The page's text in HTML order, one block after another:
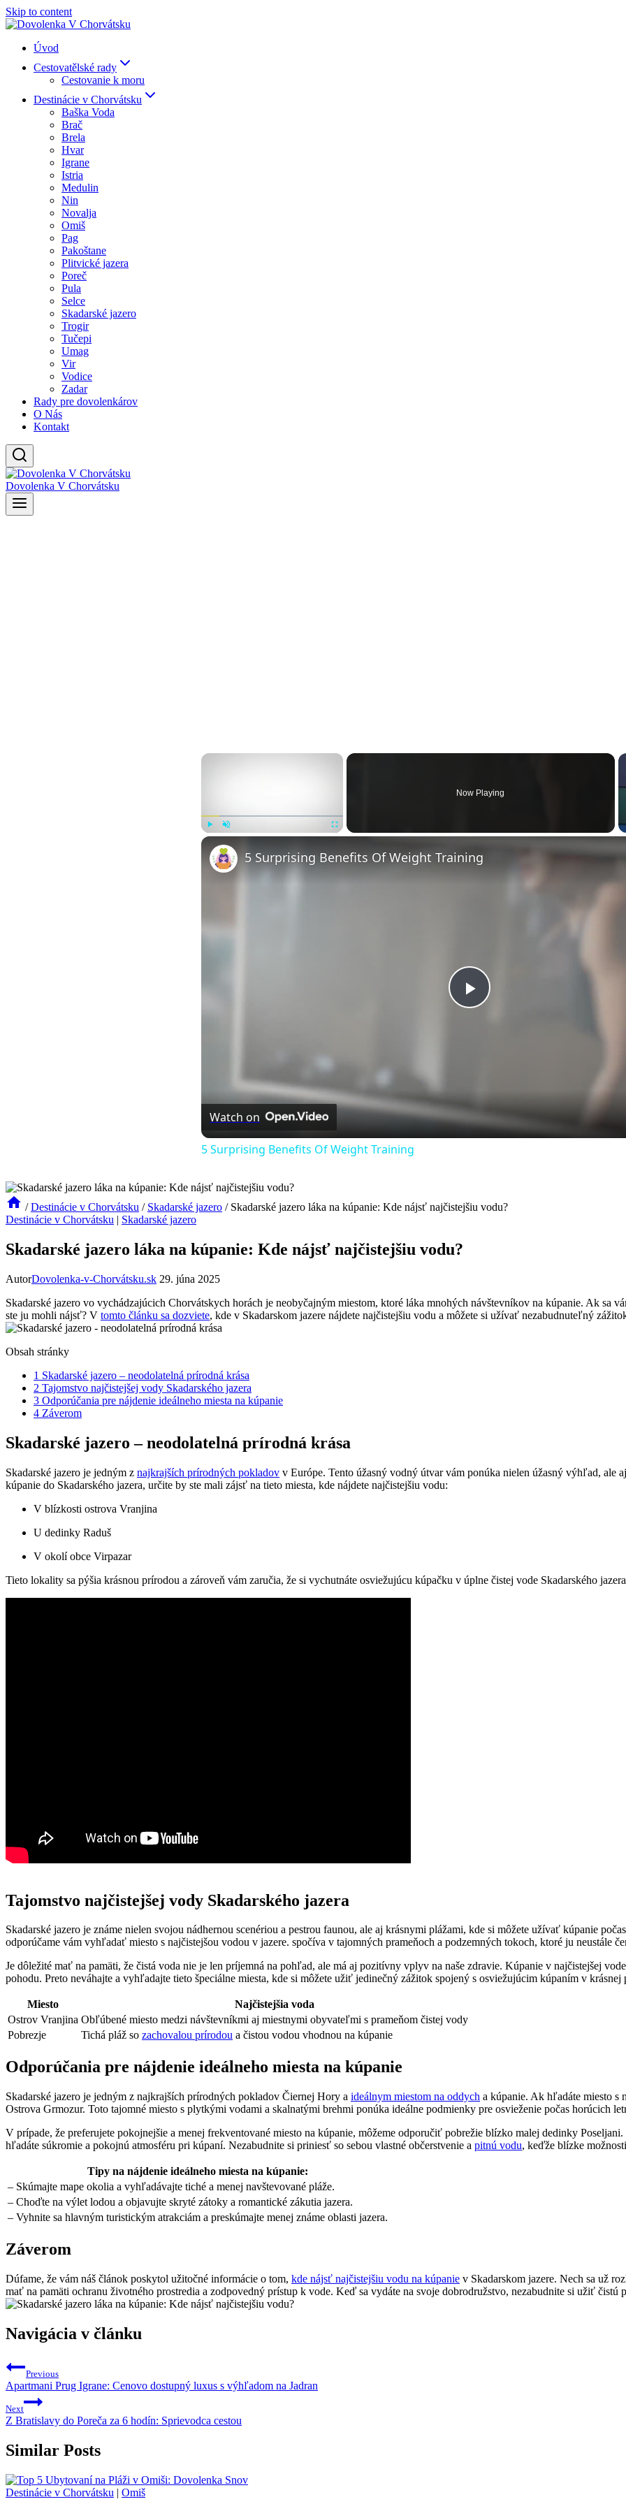
Skip to content
Úvod
Cestovatělské rady
Cestovanie k moru
Destinácie v Chorvátsku
Baška Voda
Brač
Brela
Hvar
Igrane
Istria
Medulin
Nin
Novalja
Omiš
Pag
Pakoštane
Plitvické jazera
Poreč
Pula
Selce
Skadarské jazero
Trogir
Tučepi
Umag
Vir
Vodice
Zadar
Rady pre dovolenkárov
O Nás
Kontakt
Dovolenka V Chorvátsku
×
Now Playing
Play
5 Surprising Benefits Of Weight Training
Watch on
5 Surprising Benefits Of Weight Training
/ Destinácie v Chorvátsku / Skadarské jazero / Skadarské jazero láka na kúpanie: Kde nájsť najčistejšiu vodu?
Destinácie v Chorvátsku | Skadarské jazero
Skadarské jazero láka na kúpanie: Kde nájsť najčistejšiu vodu?
AutorDovolenka-v-Chorvátsku.sk 29. júna 2025
Skadarské jazero vo vychádzajúcich Chorvátskych horách je neobyčajným miestom, ktoré láka mnohých návštevníkov na kúpanie. Ak sa
ste ju mohli nájsť? V tomto článku sa dozviete, kde v Skadarskom jazere nájdete najčistejšiu vodu a môžete si užívať nezabudnuteľný
Obsah stránky
1 Skadarské jazero – neodolatelná prírodná krása
2 Tajomstvo najčistejšej vody Skadarského jazera
3 Odporúčania pre nájdenie ideálneho miesta na kúpanie
4 Záverom
Skadarské jazero – neodolatelná prírodná krása
Skadarské jazero je jedným z najkrajších prírodných pokladov v Európe. Tento úžasný vodný útvar vám ponúka nielen úžasný výhľad, ale
kúpanie do Skadarského jazera, určite by ste mali zájsť na tieto miesta, kde nájdete najčistejšiu vodu:
V blízkosti ostrova Vranjina
U dedinky Raduš
V okolí obce Virpazar
Tieto lokality sa pýšia krásnou prírodou a zároveň vám zaručia, že si vychutnáte osviežujúcu kúpačku v úplne čistej vode Skadarského
Tajomstvo najčistejšej vody Skadarského jazera
Skadarské jazero je známe nielen svojou nádhernou scenériou a pestrou faunou, ale aj krásnymi plážami, kde si môžete užívať kúpanie
odporúčame vám vyhľadať miesto s najčistejšou vodou v jazere. spočíva v tajomných prameňoch a podzemných tokoch, ktoré ju neustále
Je dôležité mať na pamäti, že čistá voda nie je len príjemná na pohľad, ale má aj pozitívny vplyv na naše zdravie. Kúpanie v najčistejšej
pohodu. Preto neváhajte a vyhľadajte tieto špeciálne miesta, kde si môžete užiť jedinečný zážitok spojený s osviežujúcim kúpaním v krásnej
Miesto
Najčistejšia voda
Ostrov Vranjina Obľúbené miesto medzi návštevníkmi aj miestnymi obyvateľmi s prameňom čistej vody
Pobrezje
Tichá pláž so zachovalou prírodou a čistou vodou vhodnou na kúpanie
Odporúčania pre nájdenie ideálneho miesta na kúpanie
Skadarské jazero je jedným z najkrajších prírodných pokladov Čiernej Hory a ideálnym miestom na oddych a kúpanie. Ak hľadáte miesto s
Ostrova Grmozur. Toto tajomné miesto s plytkými vodami a skalnatými brehmi ponúka ideálne podmienky pre osvieženie počas horúcich
V prípade, že preferujete pokojnejšie a menej frekventované miesto na kúpanie, môžeme odporučiť pobrežie blízko malej dedinky
hľadáte súkromie a pokojnú atmosféru pri kúpaní. Nezabudnite si priniesť so sebou vlastné občerstvenie a pitnú vodu, keďže blízke
Tipy na nájdenie ideálneho miesta na kúpanie:
– Skúmajte mape okolia a vyhľadávajte tiché a menej navštevované pláže.
– Choďte na výlet lodou a objavujte skryté zátoky a romantické zákutia jazera.
– Vyhnite sa hlavným turistickým atrakciám a preskúmajte menej známe oblasti jazera.
Záverom
Dúfame, že vám náš článok poskytol užitočné informácie o tom, kde nájsť najčistejšiu vodu na kúpanie v Skadarskom jazere. Nech sa už
mať na pamäti ochranu životného prostredia a zodpovedný prístup k vode. Keď sa vydáte na svoje dobrodružstvo, nezabudnite si užiť čistú
Navigácia v článku
Previous
Apartmani Prug Igrane: Cenovo dostupný luxus s výhľadom na Jadran
Next
Z Bratislavy do Poreča za 6 hodín: Sprievodca cestou
Similar Posts
Destinácie v Chorvátsku | Omiš